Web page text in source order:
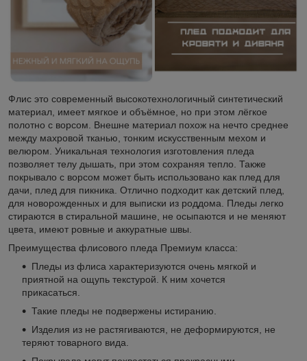
Флис это современный высокотехнологичный синтетический
материал, имеет мягкое и объёмное, но при этом лёгкое
полотно с ворсом. Внешне материал похож на нечто среднее
между махровой тканью, тонким искусственным мехом и
велюром. Уникальная технология изготовления пледа
позволяет телу дышать, при этом сохраняя тепло. Также
покрывало с ворсом может быть использовано как плед для
дачи, плед для пикника. Отлично подходит как детский плед,
для новорожденных и для выписки из роддома. Пледы легко
стираются в стиральной машине, не осыпаются и не меняют
цвета, имеют ровные и аккуратные швы.
Преимущества флисового пледа Премиум класса:
Пледы из флиса характеризуются очень мягкой и
приятной на ощупь текстурой. К ним хочется
прикасаться.
Такие пледы не подвержены истиранию.
Изделия из не растягиваются, не деформируются, не
теряют товарного вида.